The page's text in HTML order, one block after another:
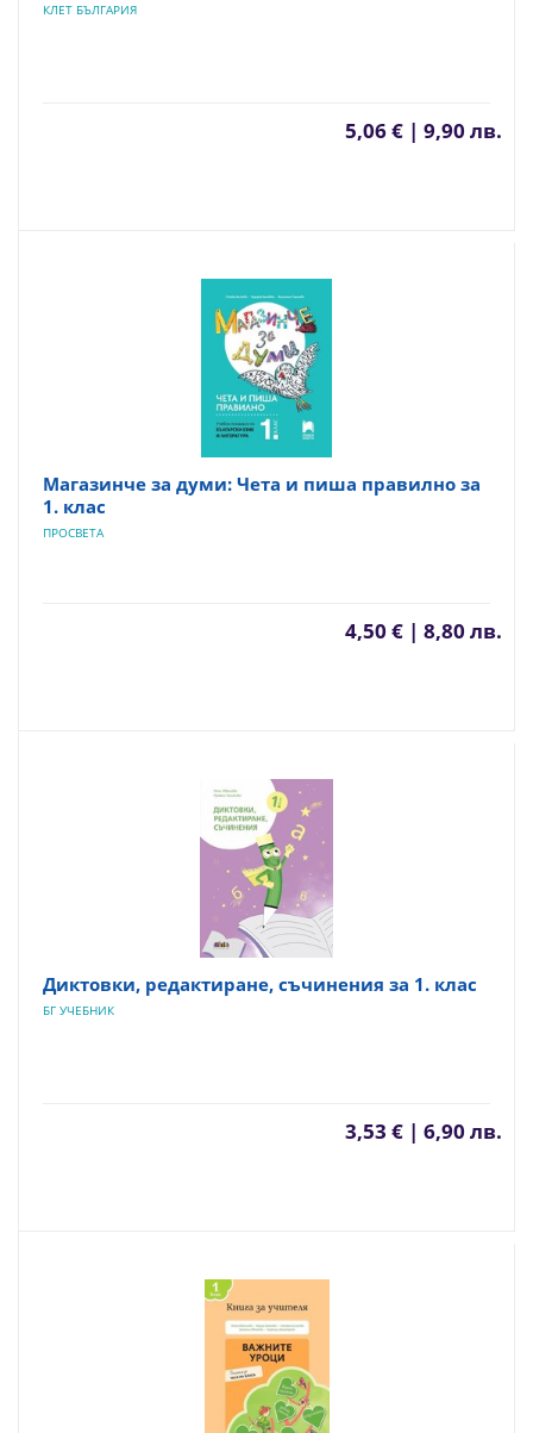
КЛЕТ БЪЛГАРИЯ
5,06 € | 9,90 лв.
Магазинче за думи: Чета и пиша правилно за
1. клас
ПРОСВЕТА
4,50 € | 8,80 лв.
Диктовки, редактиране, съчинения за 1. клас
БГ УЧЕБНИК
3,53 € | 6,90 лв.